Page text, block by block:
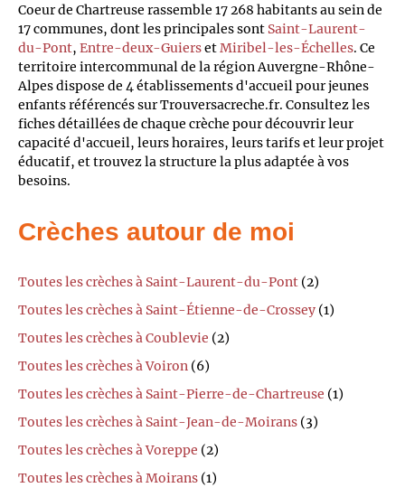
Coeur de Chartreuse rassemble 17 268 habitants au sein de
17 communes, dont les principales sont Saint-Laurent-
du-Pont, Entre-deux-GuiersetMiribel-les-Échelles. Ce
territoire intercommunal de la région Auvergne-Rhône-
Alpes dispose de 4 établissements d'accueil pour jeunes
enfants référencés sur Trouversacreche.fr. Consultez les
fiches détaillées de chaque crèche pour découvrir leur
capacité d'accueil, leurs horaires, leurs tarifs et leur projet
éducatif, et trouvez la structure la plus adaptée à vos
besoins.
Crèches autour de moi
Toutes les crèches à Saint-Laurent-du-Pont (2)
Toutes les crèches à Saint-Étienne-de-Crossey (1)
Toutes les crèches à Coublevie (2)
Toutes les crèches à Voiron (6)
Toutes les crèches à Saint-Pierre-de-Chartreuse (1)
Toutes les crèches à Saint-Jean-de-Moirans (3)
Toutes les crèches à Voreppe (2)
Toutes les crèches à Moirans (1)